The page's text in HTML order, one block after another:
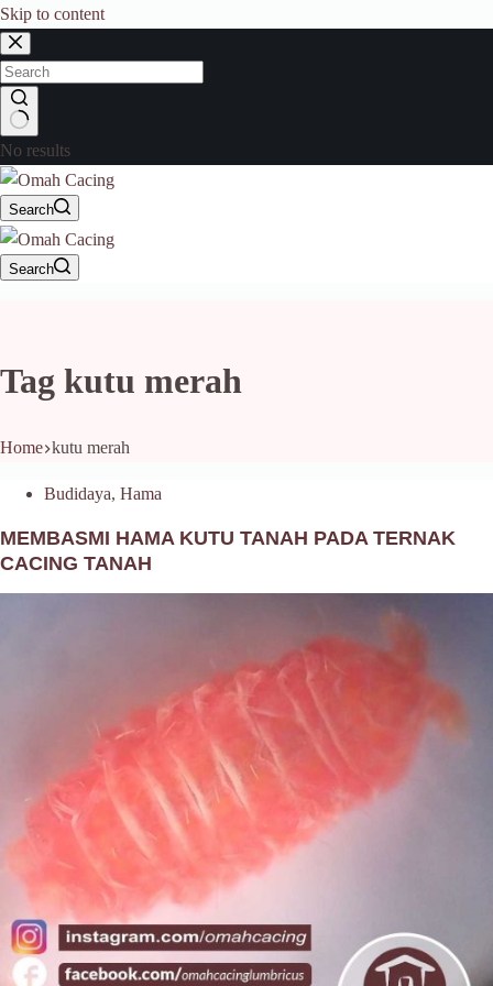
Skip to content
No results
Search
Search
Tag kutu merah
Home kutu merah
Budidaya, Hama
MEMBASMI HAMA KUTU TANAH PADA TERNAK
CACING TANAH